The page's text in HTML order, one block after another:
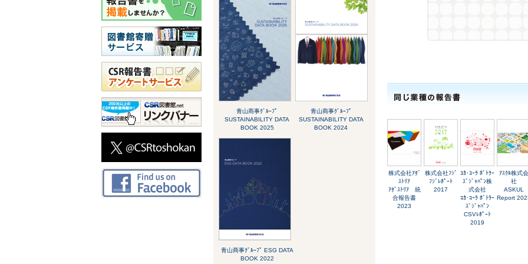
青山商事ｸﾞﾙｰﾌﾟ
SUSTAINABILITY DATA
BOOK 2025
青山商事ｸﾞﾙｰﾌﾟ
SUSTAINABILITY DATA
BOOK 2024
青山商事ｸﾞﾙｰﾌﾟ ESG DATA
BOOK 2022
株式会社ｱﾀﾞ
ｽﾄﾘｱ
ｱﾀﾞｽﾄﾘｱ 統
合報告書
2023
株式会社ﾌｼﾞ
ﾌｼﾞﾚﾎﾟｰﾄ
2017
ｺｶ･ｺｰﾗ ﾎﾞﾄﾗｰ
ｽﾞｼﾞｬﾊﾟﾝ株
式会社
ｺｶ･ｺｰﾗ ﾎﾞﾄﾗｰ
ｽﾞｼﾞｬﾊﾟﾝ
CSVﾚﾎﾟｰﾄ
2019
ｱｽｸﾙ株式会
社
ASKUL
Report